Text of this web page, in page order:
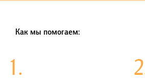
Как мы помогаем:
1.